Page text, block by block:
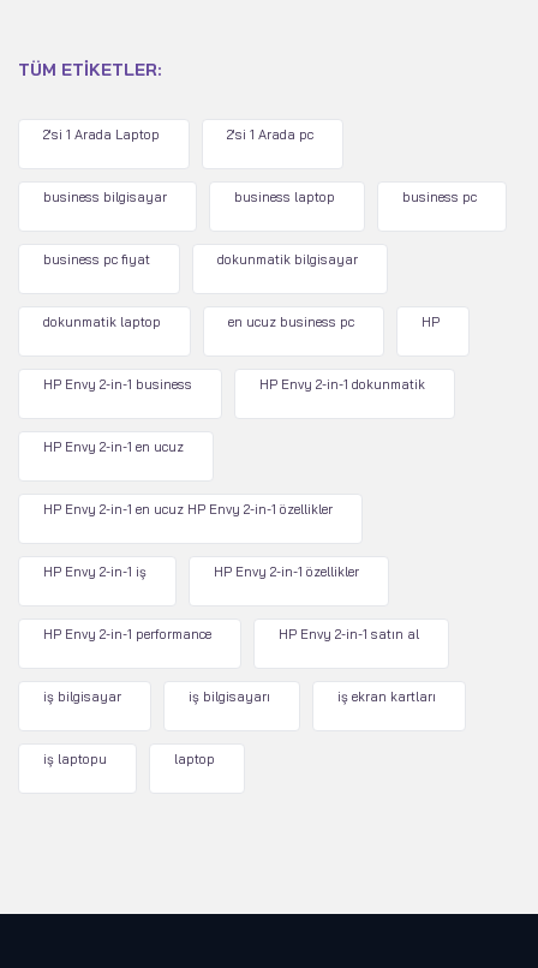
TÜM ETIKETLER:
2'si 1 Arada Laptop 2'si 1 Arada pc
business bilgisayar business laptop business pc
business pc fiyat dokunmatik bilgisayar
dokunmatik laptop en ucuz business pc HP
HP Envy 2-in-1 business HP Envy 2-in-1 dokunmatik
HP Envy 2-in-1 en ucuz
HP Envy 2-in-1 en ucuz HP Envy 2-in-1 özellikler
HP Envy 2-in-1 iş HP Envy 2-in-1 özellikler
HP Envy 2-in-1 performance HP Envy 2-in-1 satın al
iş bilgisayar iş bilgisayarı iş ekran kartları
iş laptopu laptop